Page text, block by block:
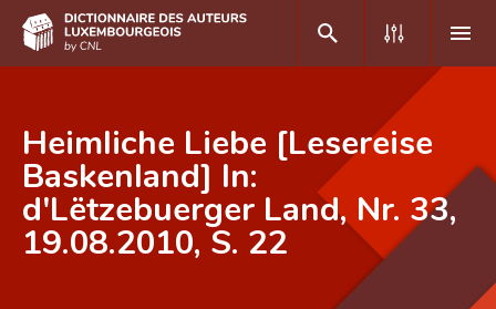
DE FR
Accueil
Auteur(e)s A-Z
Heimliche Liebe [Lesereise
Baskenland] In:
d'Lëtzebuerger Land, Nr. 33,
19.08.2010, S. 22